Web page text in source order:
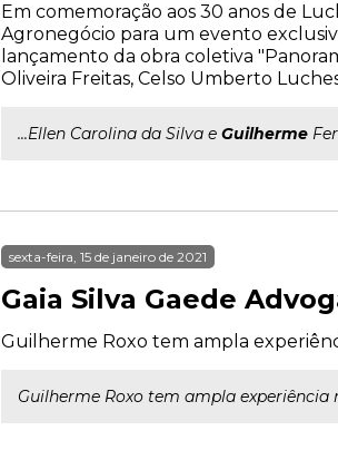
Em comemoração aos 30 anos de
Agronegócio para um evento
lançamento da obra coletiva
Oliveira Freitas, Celso Umberto
...Ellen Carolina da Silva e Guilherme
sexta-feira, 15 de janeiro de 2021
Gaia Silva Gaede
Guilherme Roxo tem ampla
Guilherme Roxo tem ampla experiência